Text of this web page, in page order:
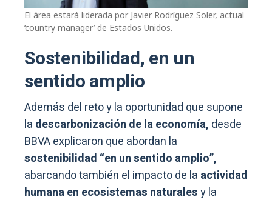
El área estará liderada por Javier Rodríguez Soler, actual
‘country manager’ de Estados Unidos.
Sostenibilidad, en un
sentido amplio
Además del reto y la oportunidad que supone
la descarbonización de la economía, desde
BBVA explicaron que abordan la
sostenibilidad “en un sentido amplio”,
abarcando también el impacto de la actividad
humana en ecosistemas naturalesy la